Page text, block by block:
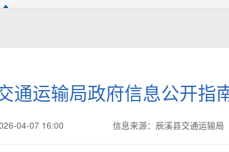
通运输局政府信息公开指
04-07 16:00 信息来源：辰溪县交通运输局